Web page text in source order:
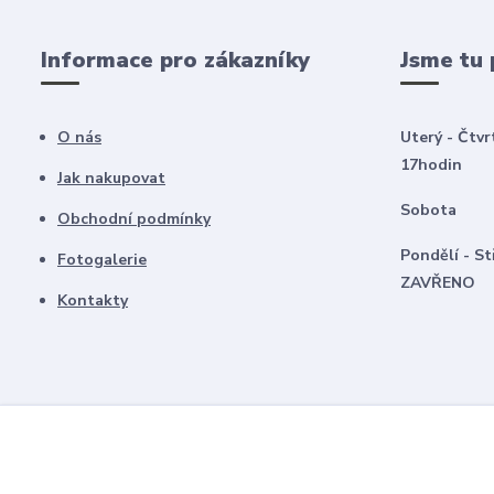
Informace pro zákazníky
O nás
Jak nakupovat
Obchodní podmínky
Fotogalerie
Kontakty
Jsme tu
Uterý -
17hodin
Sobota
Pondělí -
ZAVŘENO